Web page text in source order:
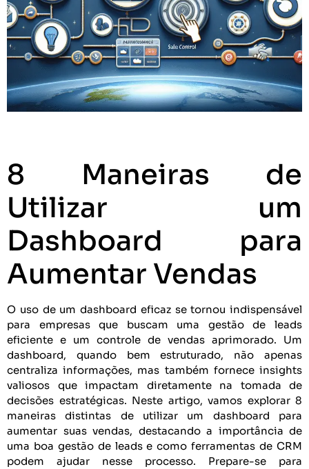
8 Maneiras de
Utilizar um
Dashboard para
Aumentar Vendas
O uso de um dashboard eficaz se tornou indispensável
para empresas que buscam uma gestão de leads
eficiente e um controle de vendas aprimorado. Um
dashboard, quando bem estruturado, não apenas
centraliza informações, mas também fornece insights
valiosos que impactam diretamente na tomada de
decisões estratégicas. Neste artigo, vamos explorar 8
maneiras distintas de utilizar um dashboard para
aumentar suas vendas, destacando a importância de
uma boa gestão de leads e como ferramentas de CRM
podem ajudar nesse processo. Prepare-se para